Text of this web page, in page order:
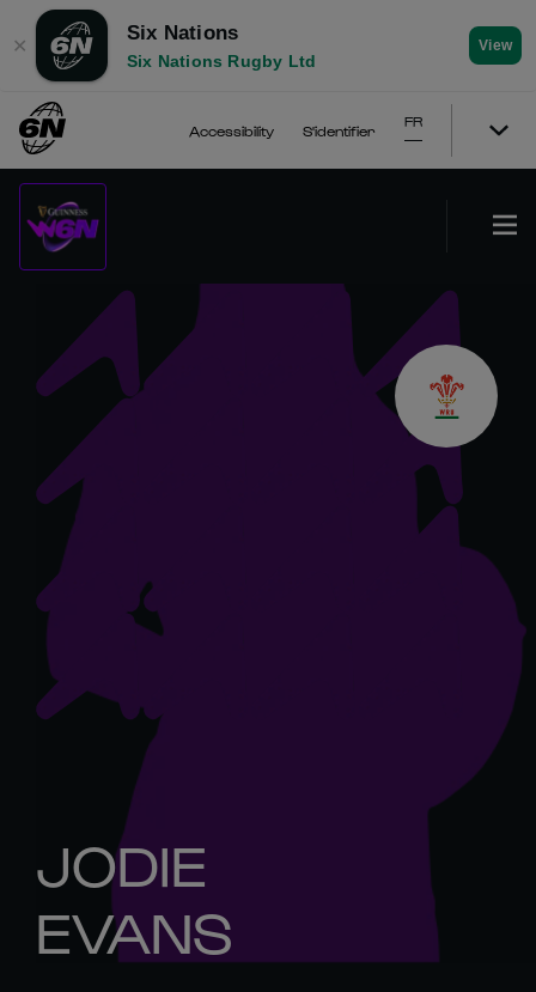
✕
Six Nations
Six Nations Rugby Ltd
View
Accessibility S'identifier
FR
JODIE
EVANS